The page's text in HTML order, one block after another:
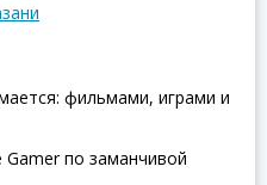
фильмами, играми и
Gamer по заманчивой